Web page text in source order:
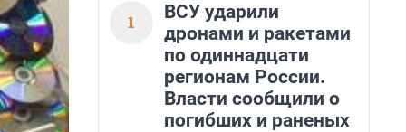
1
ВСУ ударили
дронами и ракетами
по одиннадцати
регионам России.
Власти сообщили о
погибших и раненых